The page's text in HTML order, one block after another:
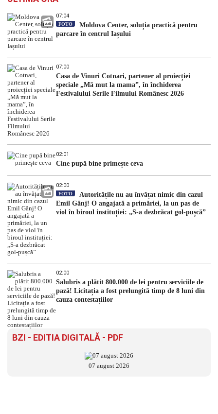
07:04
FOTO
Moldova Center, soluția practică pentru
parcare în centrul Iașului
07:00
Casa de Vinuri Cotnari, partener al proiecției
speciale „Mă mut la mama”, în închiderea
Festivalului Serile Filmului Românesc 2026
02:01
Cine pupă bine primește ceva
02:00
FOTO
Autoritățile nu au învățat nimic din cazul
Emil Gânj! O angajată a primăriei, la un pas de
viol în biroul instituției: „S-a dezbrăcat gol-pușcă”
02:00
Salubris a plătit 800.000 de lei pentru serviciile de
pază! Licitația a fost prelungită timp de 8 luni din
cauza contestațiilor
BZI - EDITIA DIGITALĂ - PDF
07 august 2026